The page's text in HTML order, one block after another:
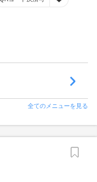
全てのメニューを見る